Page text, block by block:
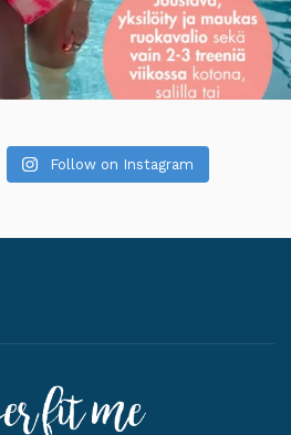
Follow on Instagram